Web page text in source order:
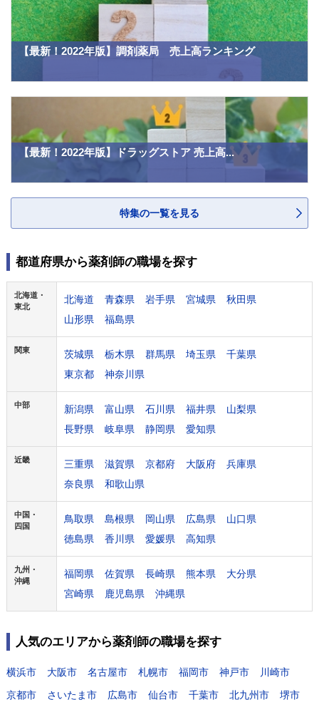
【最新！2022年版】調剤薬局 売上高ランキング
【最新！2022年版】ドラッグストア 売上高...
特集の一覧を見る
都道府県から薬剤師の職場を探す
北海道・
東北
北海道 青森県 岩手県 宮城県
秋田県
山形県
福島県
関東 茨城県 栃木県 群馬県 埼玉県
千葉県
東京都
神奈川県
中部 新潟県 富山県 石川県 福井県
山梨県
長野県
岐阜県 静岡県 愛知県
近畿 三重県 滋賀県 京都府 大阪府
兵庫県
奈良県
和歌山県
中国・
四国
鳥取県 島根県 岡山県 広島県
山口県
徳島県
香川県 愛媛県 高知県
九州・
沖縄
福岡県 佐賀県 長崎県 熊本県
大分県
宮崎県
鹿児島県 沖縄県
人気のエリアから薬剤師の職場を探す
横浜市 大阪市 名古屋市 札幌市 福岡市 神戸市
川崎市
京都市
さいたま市 広島市 仙台市 千葉市 北九州市 堺市